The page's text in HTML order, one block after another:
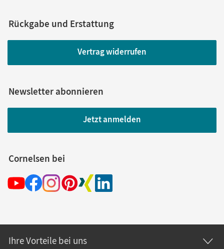
Rückgabe und Erstattung
Vertrag widerrufen
Newsletter abonnieren
Jetzt anmelden
Cornelsen bei
Ihre Vorteile bei uns